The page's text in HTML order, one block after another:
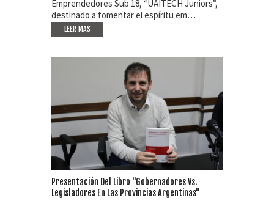
Emprendedores Sub 18, “UAITECH Juniors”,
destinado a fomentar el espíritu em…
LEER MAS
Presentación Del Libro "Gobernadores Vs.
Legisladores En Las Provincias Argentinas"